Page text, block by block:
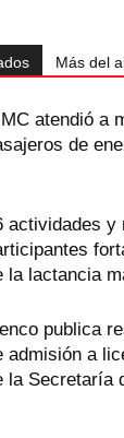
Más del
atendió a
de
actividades y
la lactancia
publica
admisión a
la Secretaría